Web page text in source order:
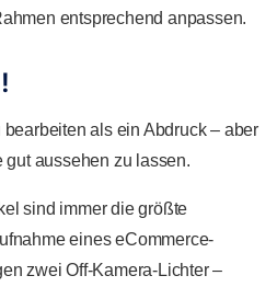
entsprechend anpassen.
als ein Abdruck – aber
aussehen zu lassen.
sind immer die größte
eines eCommerce-
zwei Off-Kamera-Lichter –